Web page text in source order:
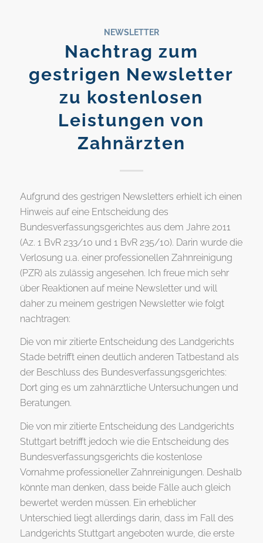
NEWSLETTER
Nachtrag zum
gestrigen Newsletter
zu kostenlosen
Leistungen von
Zahnärzten
Aufgrund des gestrigen Newsletters erhielt ich einen
Hinweis auf eine Entscheidung des
Bundesverfassungsgerichtes aus dem Jahre 2011
(Az. 1 BvR 233/10 und 1 BvR 235/10). Darin wurde die
Verlosung u.a. einer professionellen Zahnreinigung
(PZR) als zulässig angesehen. Ich freue mich sehr
über Reaktionen auf meine Newsletter und will
daher zu meinem gestrigen Newsletter wie folgt
nachtragen:
Die von mir zitierte Entscheidung des Landgerichts
Stade betrifft einen deutlich anderen Tatbestand als
der Beschluss des Bundesverfassungsgerichtes:
Dort ging es um zahnärztliche Untersuchungen und
Beratungen.
Die von mir zitierte Entscheidung des Landgerichts
Stuttgart betrifft jedoch wie die Entscheidung des
Bundesverfassungsgerichts die kostenlose
Vornahme professioneller Zahnreinigungen. Deshalb
könnte man denken, dass beide Fälle auch gleich
bewertet werden müssen. Ein erheblicher
Unterschied liegt allerdings darin, dass im Fall des
Landgerichts Stuttgart angeboten wurde, die erste